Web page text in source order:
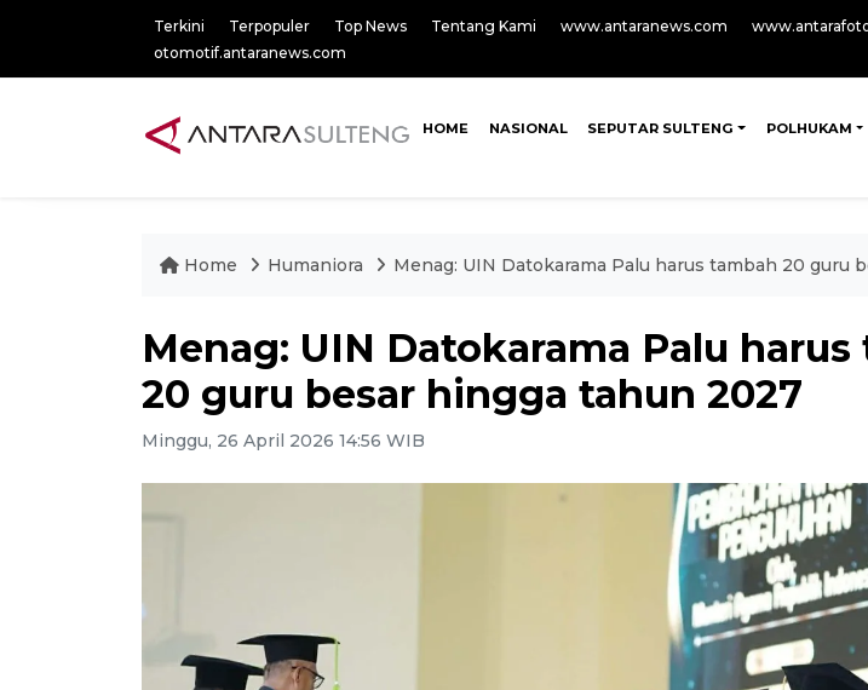
Terkini Terpopuler Top News Tentang Kami www.antaranews.com
otomotif.antaranews.com
HOME NASIONAL SEPUTAR SULTENG POLHUKAM
Home Humaniora Menag: UIN Datokarama Palu harus tambah 20 guru
Menag: UIN Datokarama Palu harus
20 guru besar hingga tahun 2027
Minggu, 26 April 2026 14:56 WIB